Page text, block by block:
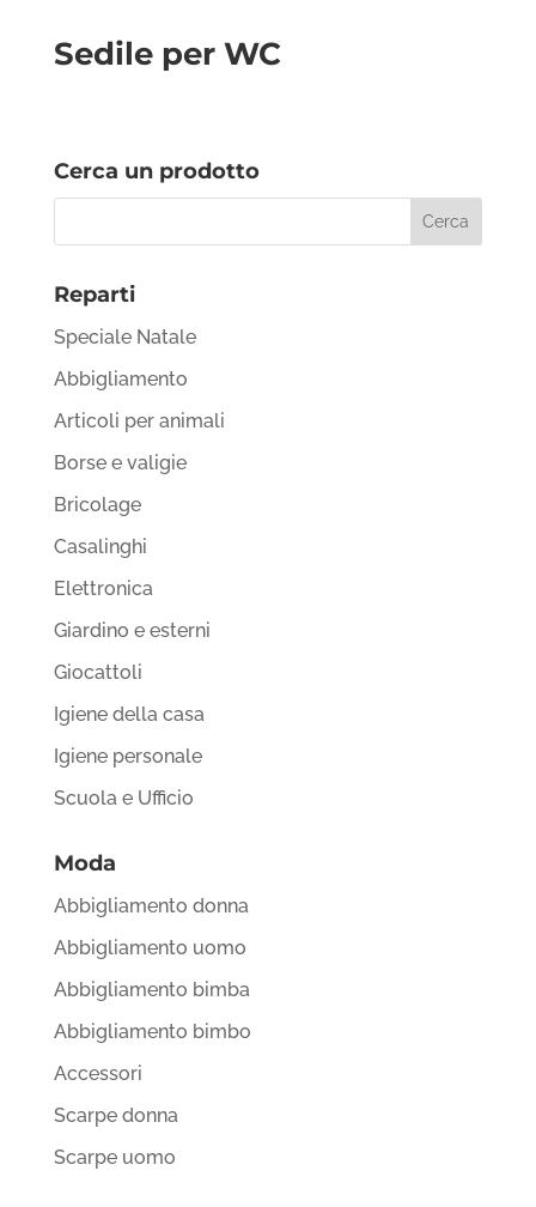
Sedile per WC
Cerca un prodotto
Reparti
Speciale Natale
Abbigliamento
Articoli per animali
Borse e valigie
Bricolage
Casalinghi
Elettronica
Giardino e esterni
Giocattoli
Igiene della casa
Igiene personale
Scuola e Ufficio
Moda
Abbigliamento donna
Abbigliamento uomo
Abbigliamento bimba
Abbigliamento bimbo
Accessori
Scarpe donna
Scarpe uomo